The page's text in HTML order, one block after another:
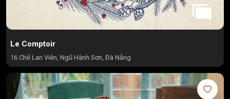
Le Comptoir
16 Chế Lan Viên, Ngũ Hành Sơn, Đà Nẵng